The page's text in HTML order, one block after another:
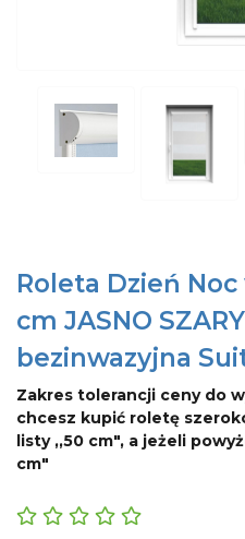
Roleta Dzień
cm JASNO
bezinwazyjna
Zakres tolerancji ceny do
chcesz kupić roletę
listy ,,50 cm", a jeżeli
cm"